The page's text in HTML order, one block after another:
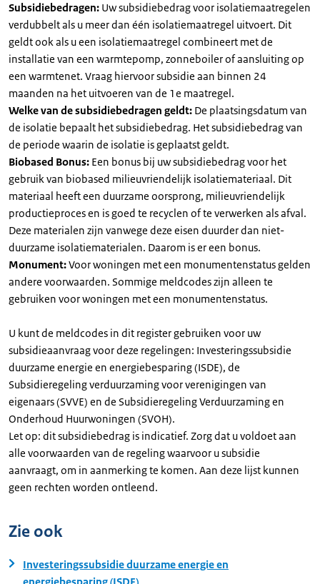
Subsidiebedragen: Uw subsidiebedrag voor isolatiemaatregelen
verdubbelt als u meer dan één isolatiemaatregel uitvoert. Dit
geldt ook als u een isolatiemaatregel combineert met de
installatie van een warmtepomp, zonneboiler of aansluiting op
een warmtenet. Vraag hiervoor subsidie aan binnen 24
maanden na het uitvoeren van de 1e maatregel.
Welke van de subsidiebedragen geldt: De plaatsingsdatum van
de isolatie bepaalt het subsidiebedrag. Het subsidiebedrag van
de periode waarin de isolatie is geplaatst geldt.
Biobased Bonus: Een bonus bij uw subsidiebedrag voor het
gebruik van biobased milieuvriendelijk isolatiemateriaal. Dit
materiaal heeft een duurzame oorsprong, milieuvriendelijk
productieproces en is goed te recyclen of te verwerken als afval.
Deze materialen zijn vanwege deze eisen duurder dan niet-
duurzame isolatiematerialen. Daarom is er een bonus.
Monument:Voor woningen met een monumentenstatus gelden
andere voorwaarden. Sommige meldcodes zijn alleen te
gebruiken voor woningen met een monumentenstatus.
U kunt de meldcodes in dit register gebruiken voor uw
subsidieaanvraag voor deze regelingen: Investeringssubsidie
duurzame energie en energiebesparing (ISDE), de
Subsidieregeling verduurzaming voor verenigingen van
eigenaars (SVVE) en de Subsidieregeling Verduurzaming en
Onderhoud Huurwoningen (SVOH).
Let op: dit subsidiebedrag is indicatief. Zorg dat u voldoet aan
alle voorwaarden van de regeling waarvoor u subsidie
aanvraagt, om in aanmerking te komen. Aan deze lijst kunnen
geen rechten worden ontleend.
Zie ook
Investeringssubsidie duurzame energie en